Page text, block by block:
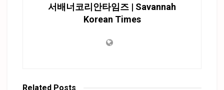
서배너코리안타임즈 | Savannah
Korean Times
Related Posts